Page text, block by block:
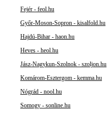
Fejér - feol.hu
Győr-Moson-Sopron - kisalfold.hu
Hajdú-Bihar - haon.hu
Heves - heol.hu
Jász-Nagykun-Szolnok - szoljon.hu
Komárom-Esztergom - kemma.hu
Nógrád - nool.hu
Somogy - sonline.hu